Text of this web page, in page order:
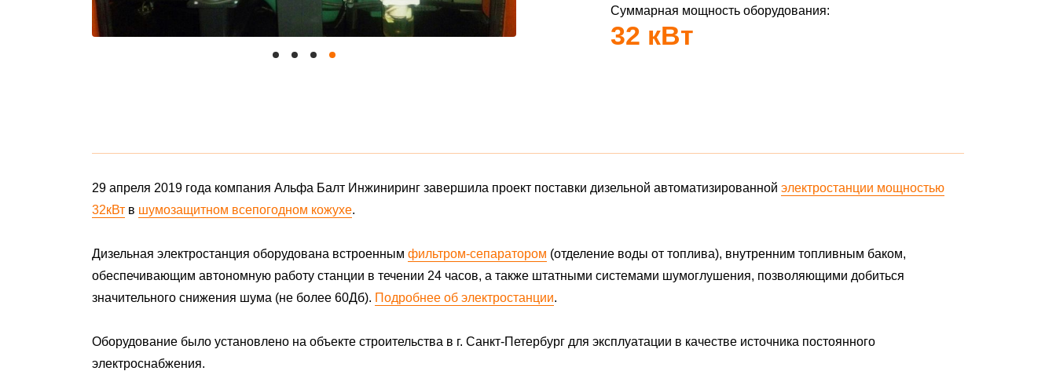
Суммарная мощность оборудования:
32 кВт
29 апреля 2019 года компания Альфа Балт Инжиниринг завершила проект поставки дизельной автоматизированной электростанции мощностью
32кВт в шумозащитном всепогодном кожухе.
Дизельная электростанция оборудована встроенным фильтром-сепаратором (отделение воды от топлива), внутренним топливным баком,
обеспечивающим автономную работу станции в течении 24 часов, а также штатными системами шумоглушения, позволяющими добиться
значительного снижения шума (не более 60Дб). Подробнее об электростанции.
Оборудование было установлено на объекте строительства в г. Санкт-Петербург для эксплуатации в качестве источника постоянного
электроснабжения.